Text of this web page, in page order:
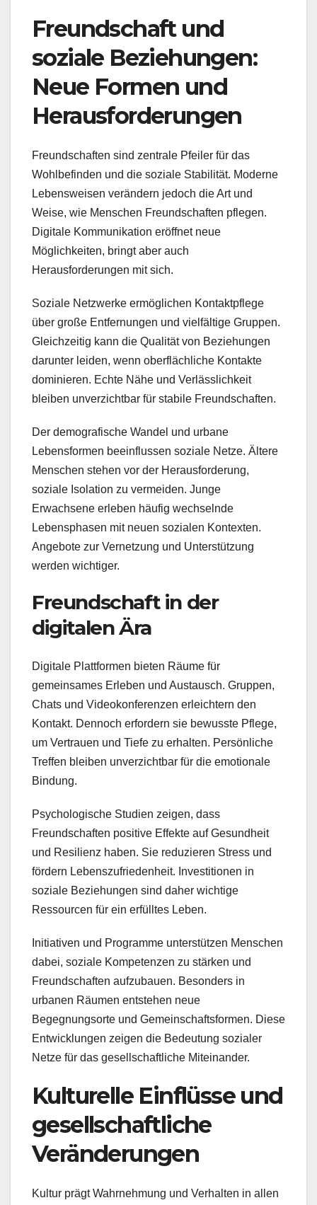
Freundschaft und
soziale Beziehungen:
Neue Formen und
Herausforderungen
Freundschaften sind zentrale Pfeiler für das
Wohlbefinden und die soziale Stabilität. Moderne
Lebensweisen verändern jedoch die Art und
Weise, wie Menschen Freundschaften pflegen.
Digitale Kommunikation eröffnet neue
Möglichkeiten, bringt aber auch
Herausforderungen mit sich.
Soziale Netzwerke ermöglichen Kontaktpflege
über große Entfernungen und vielfältige Gruppen.
Gleichzeitig kann die Qualität von Beziehungen
darunter leiden, wenn oberflächliche Kontakte
dominieren. Echte Nähe und Verlässlichkeit
bleiben unverzichtbar für stabile Freundschaften.
Der demografische Wandel und urbane
Lebensformen beeinflussen soziale Netze. Ältere
Menschen stehen vor der Herausforderung,
soziale Isolation zu vermeiden. Junge
Erwachsene erleben häufig wechselnde
Lebensphasen mit neuen sozialen Kontexten.
Angebote zur Vernetzung und Unterstützung
werden wichtiger.
Freundschaft in der
digitalen Ära
Digitale Plattformen bieten Räume für
gemeinsames Erleben und Austausch. Gruppen,
Chats und Videokonferenzen erleichtern den
Kontakt. Dennoch erfordern sie bewusste Pflege,
um Vertrauen und Tiefe zu erhalten. Persönliche
Treffen bleiben unverzichtbar für die emotionale
Bindung.
Psychologische Studien zeigen, dass
Freundschaften positive Effekte auf Gesundheit
und Resilienz haben. Sie reduzieren Stress und
fördern Lebenszufriedenheit. Investitionen in
soziale Beziehungen sind daher wichtige
Ressourcen für ein erfülltes Leben.
Initiativen und Programme unterstützen Menschen
dabei, soziale Kompetenzen zu stärken und
Freundschaften aufzubauen. Besonders in
urbanen Räumen entstehen neue
Begegnungsorte und Gemeinschaftsformen. Diese
Entwicklungen zeigen die Bedeutung sozialer
Netze für das gesellschaftliche Miteinander.
Kulturelle Einflüsse und
gesellschaftliche
Veränderungen
Kultur prägt Wahrnehmung und Verhalten in allen